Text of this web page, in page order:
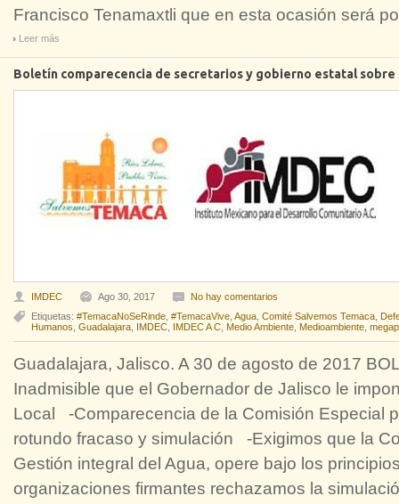
Francisco Tenamaxtli que en esta ocasión será
Leer más
Boletín comparecencia de secretarios y gobierno estatal sobre
IMDEC Ago 30, 2017
No hay comentarios
Etiquetas: #TemacaNoSeRinde #TemacaVive Agua Comité Salvemos Temaca
Humanos Guadalajara IMDEC IMDEC A C Medio Ambiente Medioambiente
Guadalajara, Jalisco. A 30 de agosto de 2017
Inadmisible que el Gobernador de Jalisco le
Local -Comparecencia de la Comisión Especial
rotundo fracaso y simulación -Exigimos que la
Gestión integral del Agua, opere bajo los
organizaciones firmantes rechazamos la